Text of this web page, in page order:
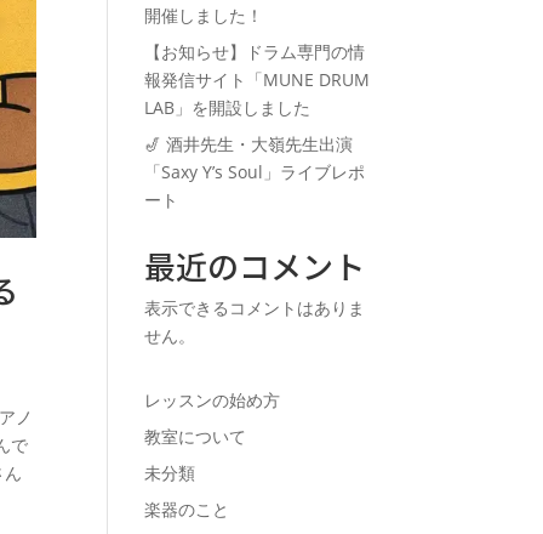
ノ
で
開催しました！
【お知らせ】ドラム専門の情
報発信サイト「MUNE DRUM
LAB」を開設しました
🎷 酒井先生・大嶺先生出演
「Saxy Y’s Soul」ライブレポ
ート
最近のコメント
表示できるコメントはありま
せん。
レッスンの始め方
教室について
未分類
楽器のこと